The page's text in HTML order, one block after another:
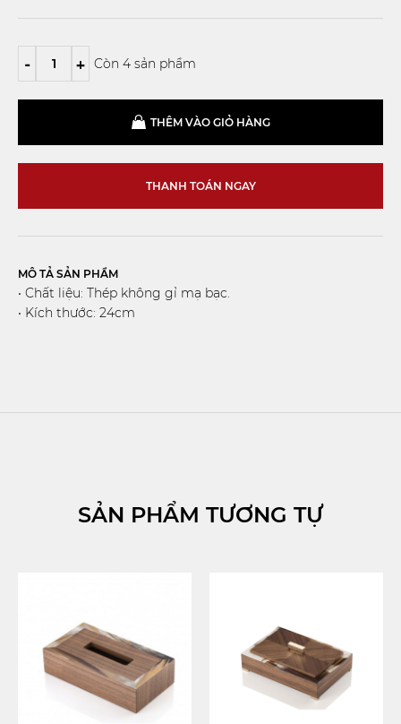
- + Còn 4 sản phẩm
THÊM VÀO GIỎ HÀNG
THANH TOÁN NGAY
MÔ TẢ SẢN PHẨM
• Chất liệu: Thép không gỉ mạ bạc.
• Kích thước: 24cm
SẢN PHẨM TƯƠNG TỰ